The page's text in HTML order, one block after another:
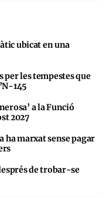
ubicat en una
les tempestes que
145
a la Funció
2027
ha marxat sense pagar
de trobar-se